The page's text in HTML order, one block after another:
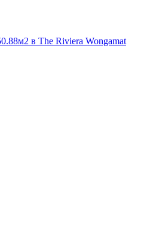
в The Riviera Wongamat